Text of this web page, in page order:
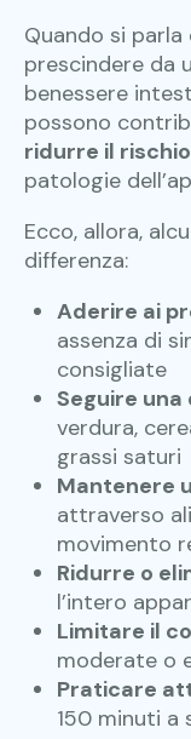
Quando si
prescindere da
benessere
possono
ridurre il rischio
patologie
Ecco, allora,
differenza:
Aderire ai
assenza di
consigliate
Seguire
verdura,
grassi saturi
Mantenere
attraverso
movimento
Ridurre o
l’intero
Limitare il
moderate o
Praticare
150 minuti a